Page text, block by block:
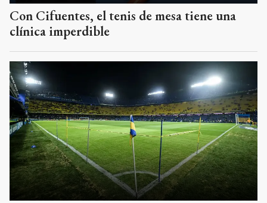
Con Cifuentes, el tenis de mesa tiene una
clínica imperdible